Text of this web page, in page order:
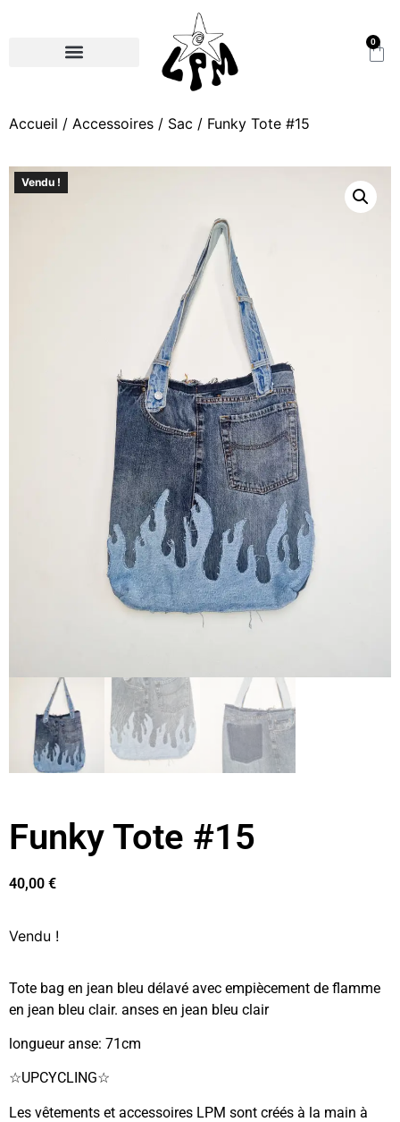
0
Accueil / Accessoires / Sac / Funky Tote #15
Vendu !
Funky Tote #15
40,00 €
Vendu !
Tote bag en jean bleu délavé avec empiècement de flamme
en jean bleu clair. anses en jean bleu clair
longueur anse: 71cm
☆UPCYCLING☆
Les vêtements et accessoires LPM sont créés à la main à